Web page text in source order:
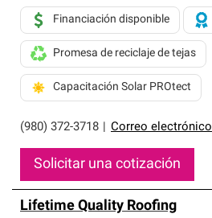
(980) 372-3718 Correo electrónico
Financiación disponible
Promesa de reciclaje de tejas
Capacitación Solar PROtect
Solicitar una cotización
Lifetime Quality Roofing